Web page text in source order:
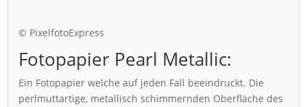
© PixelfotoExpress
Fotopapier Pearl Metallic:
Ein Fotopapier welche auf jeden Fall beeindruckt. Die
perlmuttartige, metallisch schimmernden Oberfläche des